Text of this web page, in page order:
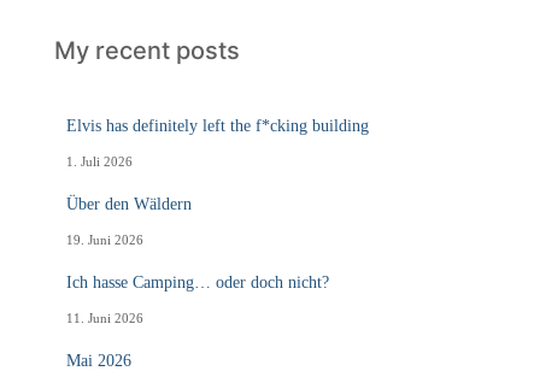
My recent posts
Elvis has definitely left the f*cking building
1. Juli 2026
Über den Wäldern
19. Juni 2026
Ich hasse Camping… oder doch nicht?
11. Juni 2026
Mai 2026